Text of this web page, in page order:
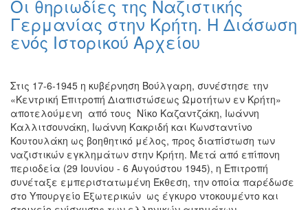
Ζωγραφική
Φωτογραφία
Τραγούδι
Κινηματογράφος
Χορός
Θέατρο
Παζάρι
Ειδών
Συνέδρια
Οι θηριωδίες της Ναζιστικής
Γερμανίας στην Κρήτη. Η Διάσωση
ενός Ιστορικού Αρχείου
Στις 17-6-1945 η κυβέρνηση Βούλγαρη, συνέστησε την
«Κεντρική Επιτροπή Διαπιστώσεως Ωμοτήτων εν Κρήτη»
αποτελούμενη από τους Νίκο Καζαντζάκη, Ιωάννη
Καλλιτσουνάκη, Ιωάννη Κακριδή και Κωνσταντίνο
Κουτουλάκη ως βοηθητικό μέλος, προς διαπίστωση των
ναζιστικών εγκλημάτων στην Κρήτη. Μετά από επίπονη
περιοδεία (29 Ιουνίου - 6 Αυγούστου 1945), η Επιτροπή
συνέταξε εμπεριστατωμένη Έκθεση, την οποία παρέδωσε
στο Υπουργείο Εξωτερικών ως έγκυρο ντοκουμέντο και